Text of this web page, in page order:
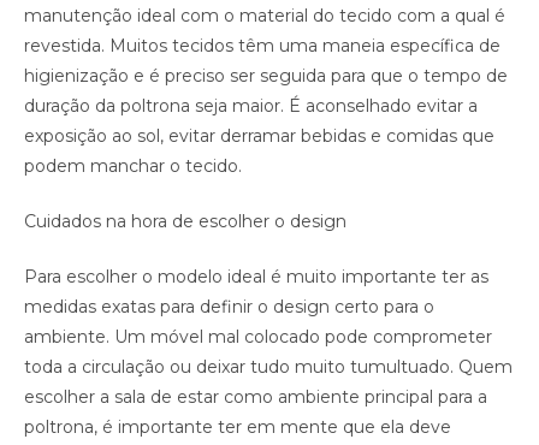
manutenção ideal com o material do tecido com a qual é
revestida. Muitos tecidos têm uma maneia específica de
higienização e é preciso ser seguida para que o tempo de
duração da poltrona seja maior. É aconselhado evitar a
exposição ao sol, evitar derramar bebidas e comidas que
podem manchar o tecido.
Cuidados na hora de escolher o design
Para escolher o modelo ideal é muito importante ter as
medidas exatas para definir o design certo para o
ambiente. Um móvel mal colocado pode comprometer
toda a circulação ou deixar tudo muito tumultuado. Quem
escolher a sala de estar como ambiente principal para a
poltrona, é importante ter em mente que ela deve